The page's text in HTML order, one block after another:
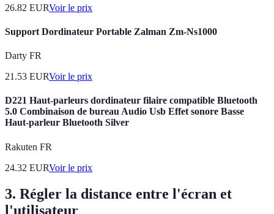
26.82 EURVoir le prix
Support Dordinateur Portable Zalman Zm-Ns1000
Darty FR
21.53 EURVoir le prix
D221 Haut-parleurs dordinateur filaire compatible Bluetooth
5.0 Combinaison de bureau Audio Usb Effet sonore Basse
Haut-parleur Bluetooth Silver
Rakuten FR
24.32 EURVoir le prix
3. Régler la distance entre l'écran et
l'utilisateur